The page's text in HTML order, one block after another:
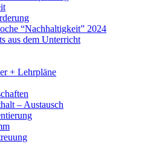
“Nachhaltigkeit” 2024
aus dem Unterricht
+ Lehrpläne
– Austausch